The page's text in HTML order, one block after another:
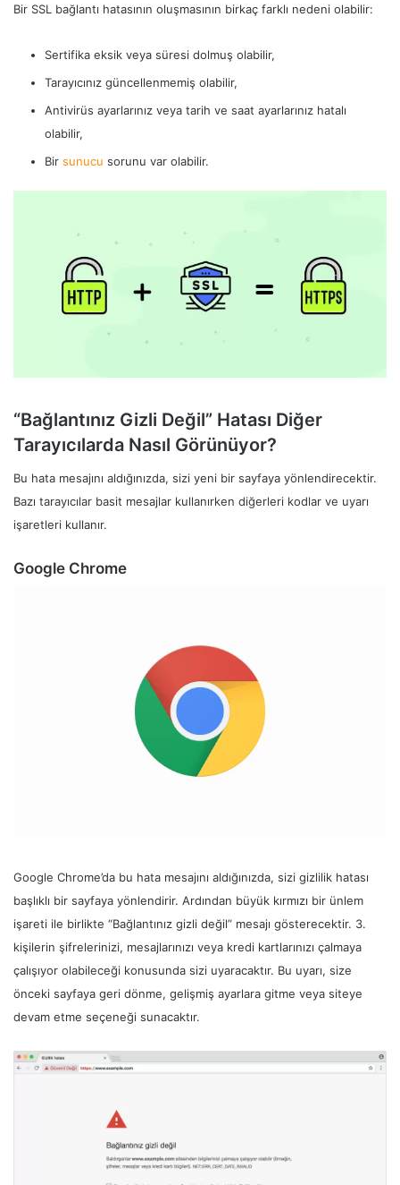
Bir SSL bağlantı hatasının oluşmasının birkaç farklı nedeni olabilir:
Sertifika eksik veya süresi dolmuş olabilir,
Tarayıcınız güncellenmemiş olabilir,
Antivirüs ayarlarınız veya tarih ve saat ayarlarınız hatalı
olabilir,
Bir sunucu sorunu var olabilir.
“Bağlantınız Gizli Değil” Hatası Diğer
Tarayıcılarda Nasıl Görünüyor?
Bu hata mesajını aldığınızda, sizi yeni bir sayfaya yönlendirecektir.
Bazı tarayıcılar basit mesajlar kullanırken diğerleri kodlar ve uyarı
işaretleri kullanır.
Google Chrome
Google Chrome’da bu hata mesajını aldığınızda, sizi gizlilik hatası
başlıklı bir sayfaya yönlendirir. Ardından büyük kırmızı bir ünlem
işareti ile birlikte “Bağlantınız gizli değil” mesajı gösterecektir. 3.
kişilerin şifrelerinizi, mesajlarınızı veya kredi kartlarınızı çalmaya
çalışıyor olabileceği konusunda sizi uyaracaktır. Bu uyarı, size
önceki sayfaya geri dönme, gelişmiş ayarlara gitme veya siteye
devam etme seçeneği sunacaktır.